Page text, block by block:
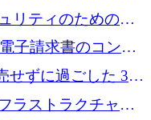
セスをもたらす
リティのためのフ
するために 1,000
子請求書のコンプ
めに 131 万ユーロ
せずに過ごした 3D
アップを紹介しま
ラストラクチャの